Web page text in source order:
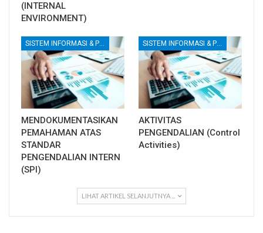
(INTERNAL
ENVIRONMENT)
SISTEM INFORMASI & PENGENDALIAN INTERNAL
MENDOKUMENTASIKAN
PEMAHAMAN ATAS
STANDAR
PENGENDALIAN INTERN
(SPI)
SISTEM INFORMASI & PENGENDALIAN INTERNAL
AKTIVITAS
PENGENDALIAN (Control
Activities)
LIHAT ARTIKEL SELANJUTNYA ...